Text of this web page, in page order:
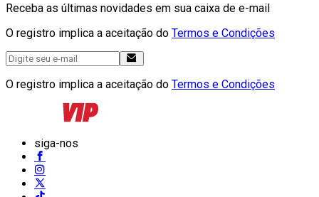
Receba as últimas novidades em sua caixa de e-mail
O registro implica a aceitação do Termos e Condições
O registro implica a aceitação do Termos e Condições
siga-nos